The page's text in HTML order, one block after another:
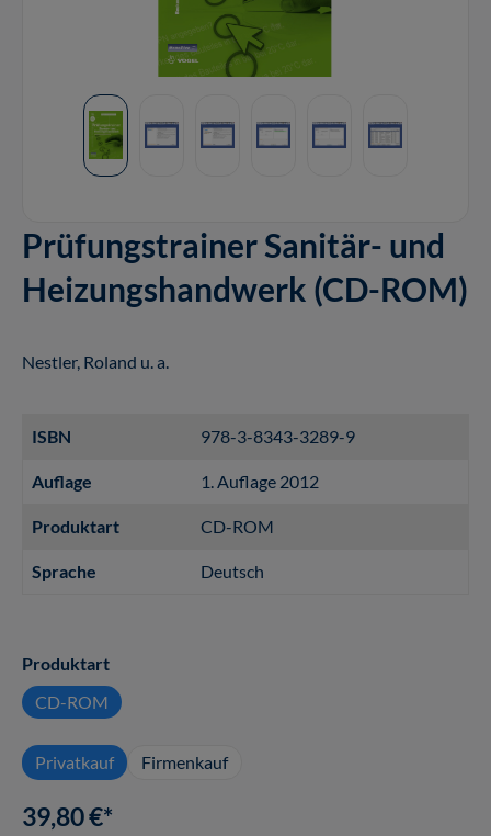
Prüfungstrainer Sanitär- und
Heizungshandwerk (CD-ROM)
Nestler, Roland u. a.
ISBN 978-3-8343-3289-9
Auflage 1. Auflage 2012
Produktart CD-ROM
Sprache Deutsch
Produktartauswählen
CD-ROM
Privatkauf Firmenkauf
39,80 €*